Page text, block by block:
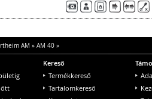
AM » AM 40»
Kereső
Termékkereső
Tartalomkereső